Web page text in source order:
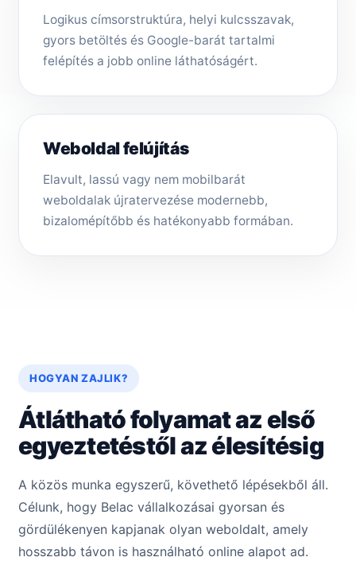
Logikus címsorstruktúra, helyi kulcsszavak,
gyors betöltés és Google-barát tartalmi
felépítés a jobb online láthatóságért.
Weboldal felújítás
Elavult, lassú vagy nem mobilbarát
weboldalak újratervezése modernebb,
bizalomépítőbb és hatékonyabb formában.
HOGYAN ZAJLIK?
Átlátható folyamat az első
egyeztetéstől az élesítésig
A közös munka egyszerű, követhető lépésekből áll.
Célunk, hogy Belac vállalkozásai gyorsan és
gördülékenyen kapjanak olyan weboldalt, amely
hosszabb távon is használható online alapot ad.